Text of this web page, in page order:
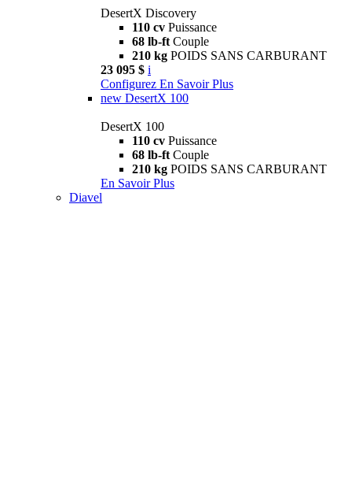
DesertX Discovery
110 cv Puissance
68 lb-ft Couple
210 kg POIDS SANS CARBURANT
23 095 $ i
Configurez En Savoir Plus
new DesertX 100
DesertX 100
110 cv Puissance
68 lb-ft Couple
210 kg POIDS SANS CARBURANT
En Savoir Plus
Diavel